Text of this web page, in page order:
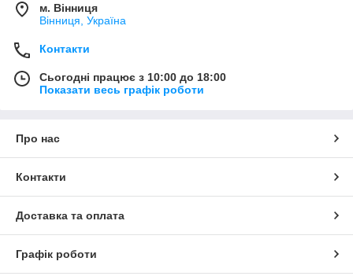
м. Вінниця
Вінниця, Україна
Контакти
Сьогодні працює з 10:00 до 18:00
Показати весь графік роботи
Про нас
Контакти
Доставка та оплата
Графік роботи